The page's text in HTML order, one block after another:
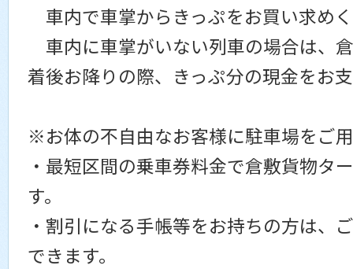
車内で車掌からきっぷをお買い求め
車内に車掌がいない列車の場合は、
着後お降りの際、きっぷ分の現金をお
※お体の不自由なお客様に駐車場をご
・最短区間の乗車券料金で倉敷貨物タ
す。
・割引になる手帳等をお持ちの方は、
できます。